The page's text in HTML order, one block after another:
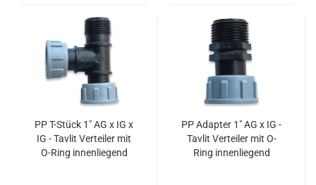
PP T-Stück 1" AG x IG x
IG - Tavlit Verteiler mit
O-Ring innenliegend
PP Adapter 1" AG x IG -
Tavlit Verteiler mit O-
Ring innenliegend